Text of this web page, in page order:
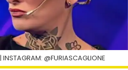
| INSTAGRAM: @FURIASCAGLIONE